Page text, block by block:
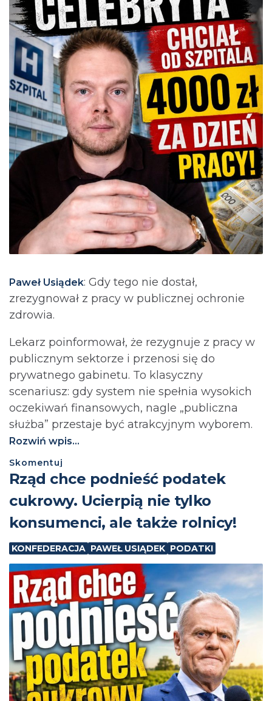
Paweł Usiądek: Gdy tego nie dostał,
zrezygnował z pracy w publicznej ochronie
zdrowia.
Lekarz poinformował, że rezygnuje z pracy w
publicznym sektorze i przenosi się do
prywatnego gabinetu. To klasyczny
scenariusz: gdy system nie spełnia wysokich
oczekiwań finansowych, nagle „publiczna
służba” przestaje być atrakcyjnym wyborem.
Rozwiń wpis...
Skomentuj
⁨Rząd chce podnieść podatek
cukrowy. Ucierpią nie tylko
konsumenci, ale także rolnicy!
KONFEDERACJA PAWEŁ USIĄDEK PODATKI